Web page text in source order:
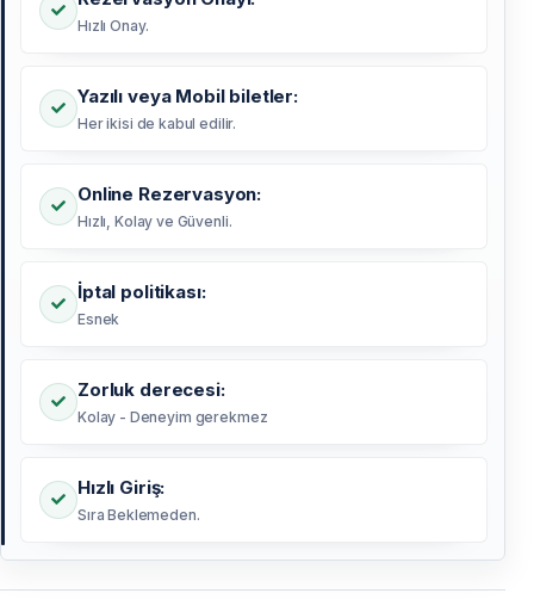
Hızlı Onay.
Yazılı veya Mobil biletler:
Her ikisi de kabul edilir.
Online Rezervasyon:
Hızlı, Kolay ve Güvenli.
İptal politikası:
Esnek
Zorluk derecesi:
Kolay - Deneyim gerekmez
Hızlı Giriş:
Sıra Beklemeden.